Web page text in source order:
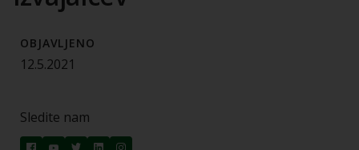
OBJAVLJENO
12.5.2021
Sledite nam